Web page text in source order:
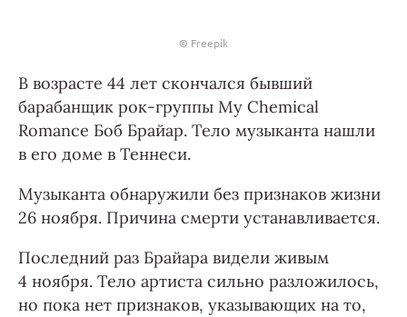
© Freepik
В возрасте 44 лет скончался бывший
барабанщик рок-группы My Chemical
Romance Боб Брайар. Тело музыканта нашли
в его доме в Теннеси.
Музыканта обнаружили без признаков жизни
26 ноября. Причина смерти устанавливается.
Последний раз Брайара видели живым
4 ноября. Тело артиста сильно разложилось,
но пока нет признаков, указывающих на то,